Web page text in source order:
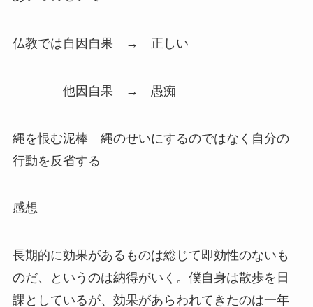
仏教では自因自果 → 正しい
他因自果 → 愚痴
縄を恨む泥棒 縄のせいにするのではなく自分の
行動を反省する
感想
長期的に効果があるものは総じて即効性のないも
のだ、というのは納得がいく。僕自身は散歩を日
課としているが、効果があらわれてきたのは一年